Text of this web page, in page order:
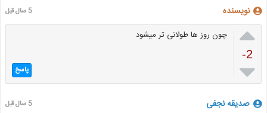
نویسنده 5 سال قبل

-2

چون روز ها طولانی تر میشود
پاسخ
صدیقه نجفی 5 سال قبل